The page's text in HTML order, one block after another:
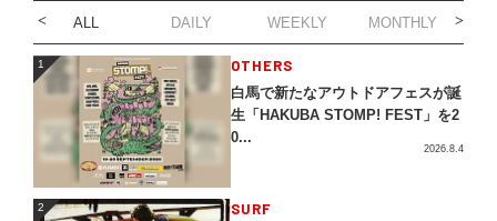
ALL DAILY WEEKLY MONTHLY
1 OTHERS
白馬で新たなアウトドアフェスが誕
生「HAKUBA STOMP! FEST」を2
0...
2026.8.4
2 SURF